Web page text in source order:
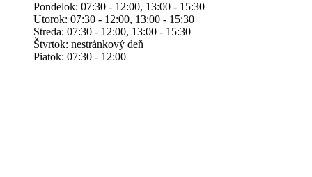
Pondelok: 07:30 - 12:00, 13:00 - 15:30
Utorok: 07:30 - 12:00, 13:00 - 15:30
Streda: 07:30 - 12:00, 13:00 - 15:30
Štvrtok: nestránkový deň
Piatok: 07:30 - 12:00